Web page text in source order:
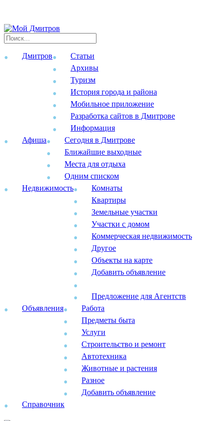
Дмитров
Статьи
Архивы
Туризм
История города и района
Мобильное приложение
Разработка сайтов в Дмитрове
Информация
Афиша
Сегодня в Дмитрове
Ближайшие выходные
Места для отдыха
Одним списком
Недвижимость
Комнаты
Квартиры
Земельные участки
Участки с домом
Коммерческая недвижимость
Другое
Объекты на карте
Добавить объявление
Предложение для Агентств
Объявления
Работа
Предметы быта
Услуги
Строительство и ремонт
Автотехника
Животные и растения
Разное
Добавить объявление
Справочник